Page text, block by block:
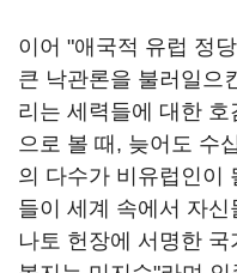
이어 "애국적 유럽 정
큰 낙관론을 불러일으
리는 세력들에 대한
으로 볼 때, 늦어도 수
의 다수가 비유럽인이
들이 세계 속에서 자
나토 헌장에 서명한